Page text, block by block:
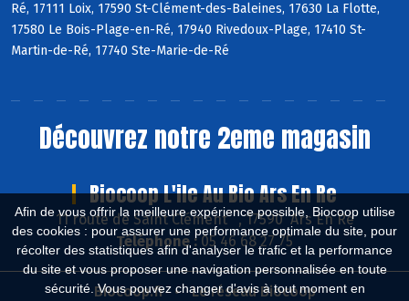
Afin de vous offrir la meilleure expérience possible, Biocoop utilise
des cookies : pour assurer une performance optimale du site, pour
récolter des statistiques afin d'analyser le trafic et la performance
du site et vous proposer une navigation personnalisée en toute
sécurité. Vous pouvez changer d'avis à tout moment en
Ré, 17111 Loix, 17590 St-Clément-des-Baleines, 17630 La Flotte,
17580 Le Bois-Plage-en-Ré, 17940 Rivedoux-Plage, 17410 St-
Martin-de-Ré, 17740 Ste-Marie-de-Ré
Découvrez notre 2eme magasin
Biocoop L'ile Au Bio Ars En Re
11 route de Saint Clément , 17590 Ars En Ré
Téléphone : 05 46 68 27 75
Biocoop.fr Le réseau Biocoop